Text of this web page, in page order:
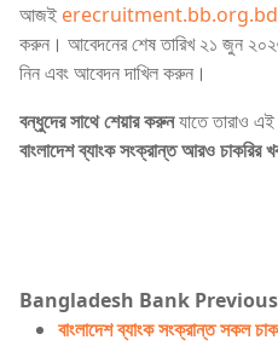
আজই erecruitment.bb.org.bd
করুন। আবেদনের শেষ তারিখ ২১ জুন
নিন এবং আবেদন দাখিল করুন।
বন্ধুদের সাথে শেয়ার করুনযাতে তারাও
বাংলাদেশ ব্যাংক সংক্রান্ত আরও চাকরির
Bangladesh Bank
বাংলাদেশ ব্যাংক সংক্রান্ত সকল